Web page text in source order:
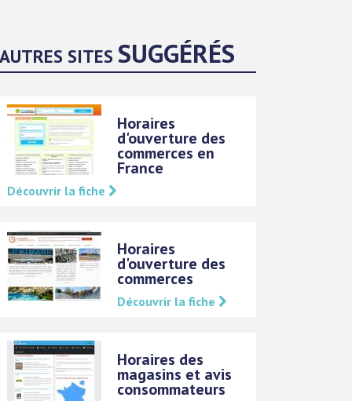
AUTRES SITESSUGGÉRÉS
Horaires
d'ouverture des
commerces en
France
Découvrir la fiche
Horaires
d'ouverture des
commerces
Découvrir la fiche
Horaires des
magasins et avis
consommateurs